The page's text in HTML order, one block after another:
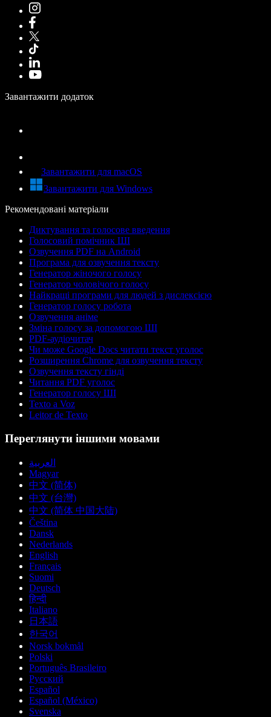
Завантажити додаток
Завантажити для macOS
Завантажити для Windows
Рекомендовані матеріали
Диктування та голосове введення
Голосовий помічник ШІ
Озвучення PDF на Android
Програма для озвучення тексту
Генератор жіночого голосу
Генератор чоловічого голосу
Найкращі програми для людей з дислексією
Генератор голосу робота
Озвучення аніме
Зміна голосу за допомогою ШІ
PDF-аудіочитач
Чи може Google Docs читати текст уголос
Розширення Chrome для озвучення тексту
Озвучення тексту гінді
Читання PDF уголос
Генератор голосу ШІ
Texto a Voz
Leitor de Texto
Переглянути іншими мовами
العربية
Magyar
中文 (简体)
中文 (台灣)
中文 (简体 中国大陆)
Čeština
Dansk
Nederlands
English
Français
Suomi
Deutsch
हिन्दी
Italiano
日本語
한국어
Norsk bokmål
Polski
Português Brasileiro
Русский
Español
Español (México)
Svenska